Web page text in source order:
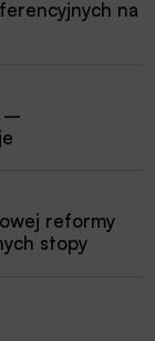
na
–
reformy
stopy